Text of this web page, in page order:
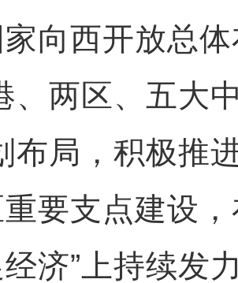
向西开放总
、两区、五大
布局，积极推
要支点建设
济”上持续发